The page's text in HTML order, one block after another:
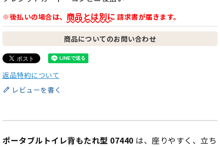
※後払いの場合は、 商品とは別に 請求書が届きます。
商品についてのお問い合わせ
返品特約について
レビューを書く
ポータブルトイレ背もたれ型 07440 は、座りやすく、立ち